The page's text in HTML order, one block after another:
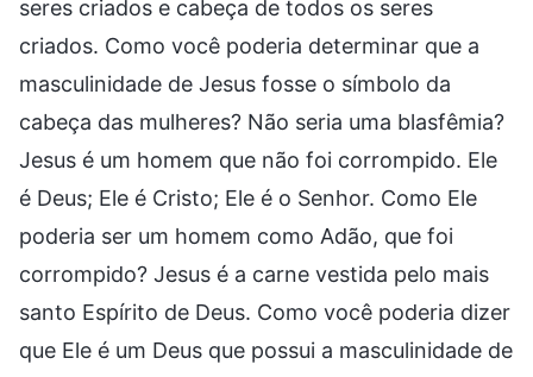
seres criados e cabeça de todos os seres
criados. Como você poderia determinar que a
masculinidade de Jesus fosse o símbolo da
cabeça das mulheres? Não seria uma blasfêmia?
Jesus é um homem que não foi corrompido. Ele
é Deus; Ele é Cristo; Ele é o Senhor. Como Ele
poderia ser um homem como Adão, que foi
corrompido? Jesus é a carne vestida pelo mais
santo Espírito de Deus. Como você poderia dizer
que Ele é um Deus que possui a masculinidade de